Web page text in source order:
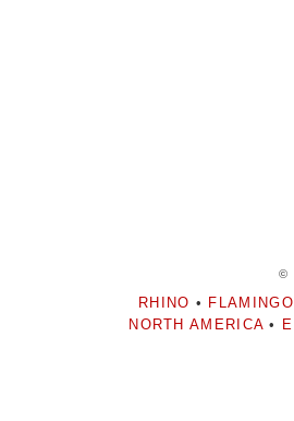
©
RHINO • FLAMINGO
NORTH AMERICA •